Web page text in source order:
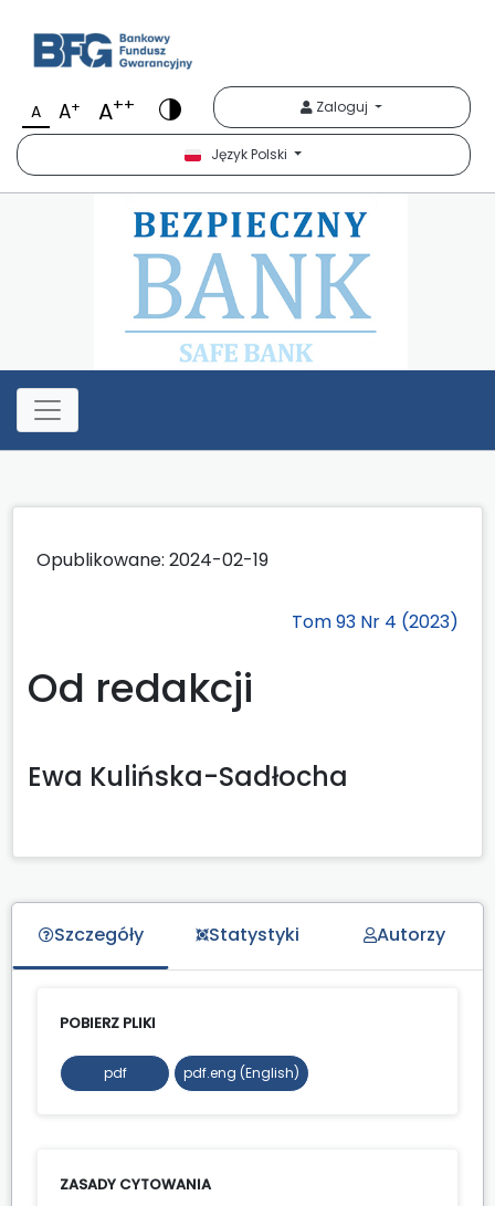
Bezpieczny Bank
A A+ A++ Zaloguj
Język Polski
Opublikowane: 2024-02-19
Tom 93 Nr 4 (2023)
Od redakcji
Ewa Kulińska-Sadłocha
Szczegóły Statystyki Autorzy
POBIERZ PLIKI
pdf pdf.eng (English)
ZASADY CYTOWANIA